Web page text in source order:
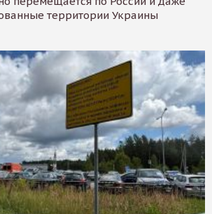
территории Украины